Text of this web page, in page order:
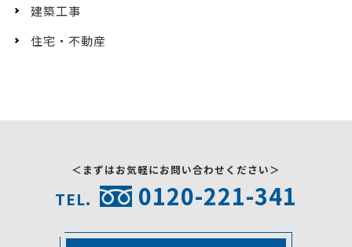
建築工事
住宅・不動産
＜まずはお気軽にお問い合わせください＞
TEL. 0120-221-341